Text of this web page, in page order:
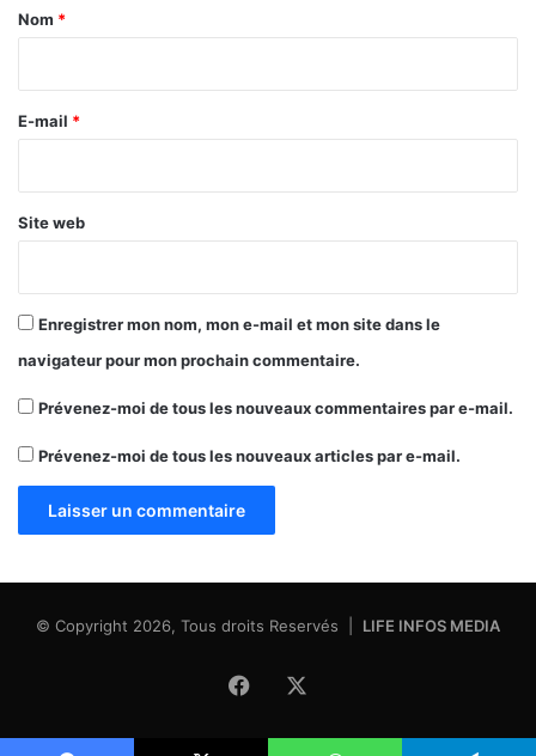
a
e
Nom *
E-mail *
Site web
Enregistrer mon nom, mon e-mail et mon site dans le
navigateur pour mon prochain commentaire.
Prévenez-moi de tous les nouveaux commentaires par e-mail.
Prévenez-moi de tous les nouveaux articles par e-mail.
© Copyright 2026, Tous droits Reservés | LIFE INFOS MEDIA
Facebook